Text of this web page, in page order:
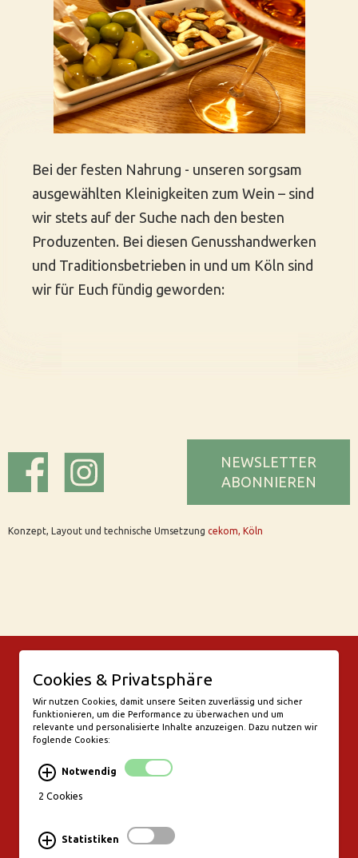
Bei der festen Nahrung - unseren sorgsam
ausgewählten Kleinigkeiten zum Wein – sind
wir stets auf der Suche nach den besten
Produzenten. Bei diesen Genusshandwerken
und Traditionsbetrieben in und um Köln sind
wir für Euch fündig geworden:
Konzept, Layout und technische Umsetzung cekom, Köln
NEWSLETTER
ABONNIEREN
Friesenwall 58
50672 Köln
valentine@bar-rix.de
Di + Mi Weinproben
Do 17:00-23:00
Fr - Sa 17:00 - 01:00
Stornierungsbedingungen
Cookies & Privatsphäre
Wir nutzen Cookies, damit unsere Seiten zuverlässig und sicher
funktionieren, um die Performance zu überwachen und um
relevante und personalisierte Inhalte anzuzeigen. Dazu nutzen wir
foglende Cookies:
Notwendig
2 Cookies
Statistiken